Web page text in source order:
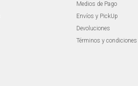
Medios de Pago
Envíos y PickUp
Devoluciones
Términos y condiciones